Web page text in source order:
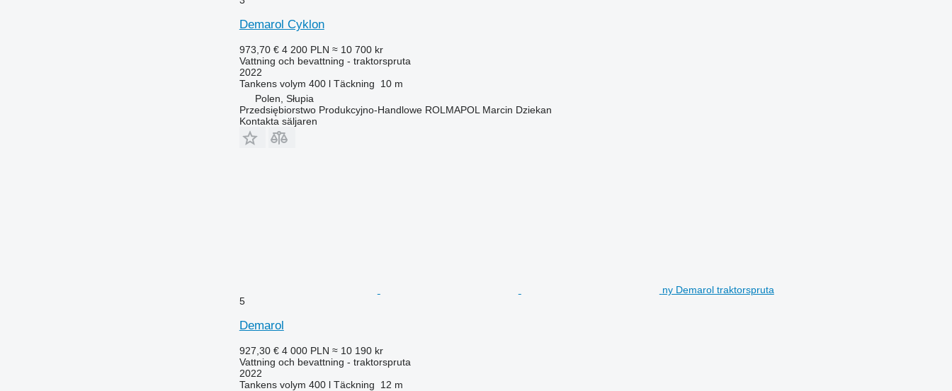
Demarol Cyklon
973,70 € 4 200 PLN ≈ 10 700 kr
Vattning och bevattning - traktorspruta
2022
Tankens volym 400 l Täckning
10 m
Polen, Słupia
Przedsiębiorstwo Produkcyjno-Handlowe ROLMAPOL Marcin Dziekan
Kontakta säljaren
ny Demarol traktorspruta
5
Demarol
927,30 € 4 000 PLN ≈ 10 190 kr
Vattning och bevattning - traktorspruta
2022
Tankens volym 400 l Täckning
12 m